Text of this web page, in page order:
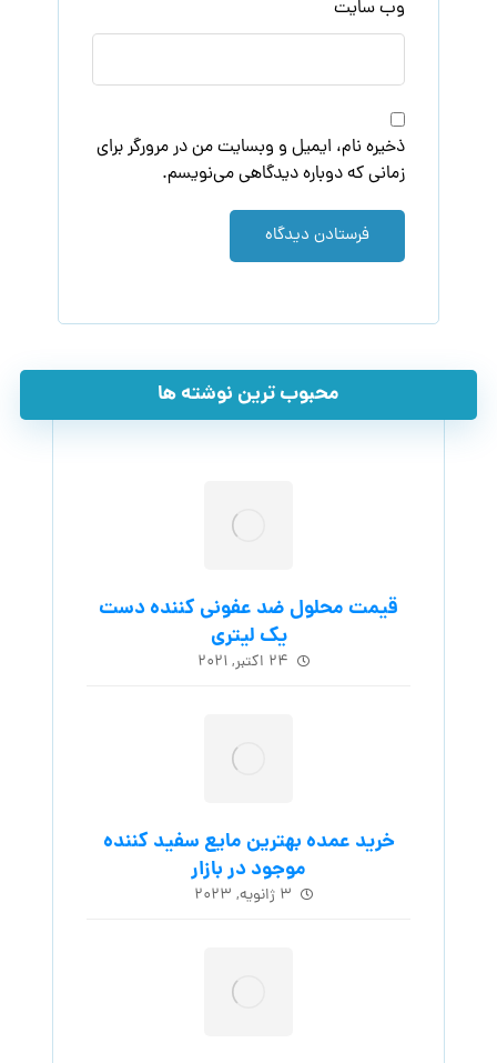
وب‌ سایت
ذخیره نام، ایمیل و وبسایت من در مرورگر برای
زمانی که دوباره دیدگاهی می‌نویسم.
فرستادن دیدگاه
محبوب ترین نوشته ها
قیمت محلول ضد عفونی کننده دست
یک لیتری
۲۴ اکتبر, ۲۰۲۱
خرید عمده بهترین مایع سفید کننده
موجود در بازار
۳ ژانویه, ۲۰۲۳